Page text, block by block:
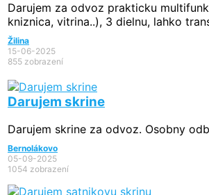
Darujem za odvoz prakticku
kniznica, vitrina..), 3 dielnu, lahko
Žilina
15-06-2025
855 zobrazení
Darujem skrine
Darujem skrine za odvoz. Osobny
Bernolákovo
05-09-2025
1054 zobrazení